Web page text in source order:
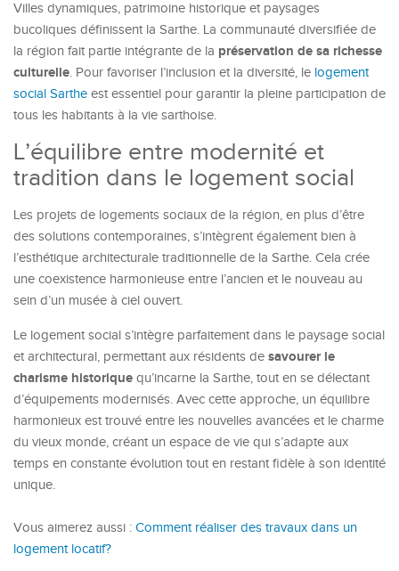
Villes dynamiques, patrimoine historique et paysages
bucoliques définissent la Sarthe. La communauté diversifiée de
la région fait partie intégrante de la préservation de sa richesse
culturelle. Pour favoriser l’inclusion et la diversité, le logement
social Sarthe est essentiel pour garantir la pleine participation de
tous les habitants à la vie sarthoise.
L’équilibre entre modernité et
tradition dans le logement social
Les projets de logements sociaux de la région, en plus d’être
des solutions contemporaines, s’intègrent également bien à
l’esthétique architecturale traditionnelle de la Sarthe. Cela crée
une coexistence harmonieuse entre l’ancien et le nouveau au
sein d’un musée à ciel ouvert.
Le logement social s’intègre parfaitement dans le paysage social
et architectural, permettant aux résidents de savourer le
charisme historique qu’incarne la Sarthe, tout en se délectant
d’équipements modernisés. Avec cette approche, un équilibre
harmonieux est trouvé entre les nouvelles avancées et le charme
du vieux monde, créant un espace de vie qui s’adapte aux
temps en constante évolution tout en restant fidèle à son identité
unique.
Vous aimerez aussi : Comment réaliser des travaux dans un
logement locatif?